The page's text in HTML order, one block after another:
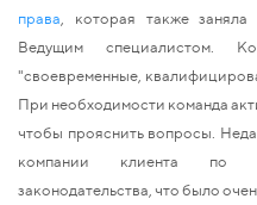
права, которая также заняла
Ведущим специалистом.
"своевременные,
При необходимости команда
чтобы прояснить вопросы.
компании клиента по
законодательства, что было